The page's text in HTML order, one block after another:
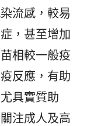
流感，較易
，甚至增加
相較一般疫
反應，有助
具實質助
注成人及高